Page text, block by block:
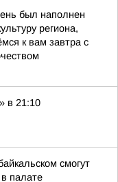
был наполнен
региона,
к вам завтра с
в 21:10
смогут
палате